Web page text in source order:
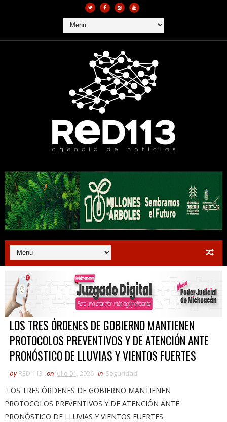
LOS TRES ÓRDENES DE GOBIERNO MANTIENEN
PROTOCOLOS PREVENTIVOS Y DE ATENCIÓN ANTE
PRONÓSTICO DE LLUVIAS Y VIENTOS FUERTES
by RED 113 on julio 01, 2026 in Seguridad
LOS TRES ÓRDENES DE GOBIERNO MANTIENEN
PROTOCOLOS PREVENTIVOS Y DE ATENCIÓN ANTE
PRONÓSTICO DE LLUVIAS Y VIENTOS FUERTES